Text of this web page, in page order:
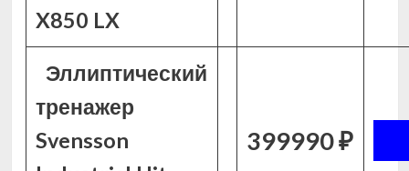
X850 LX
Эллиптический
тренажер
Svensson
399990 ₽